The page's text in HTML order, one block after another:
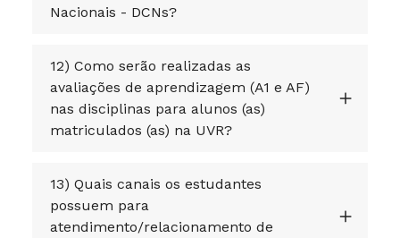
Nacionais - DCNs?
12) Como serão realizadas as
avaliações de aprendizagem (A1 e AF)
nas disciplinas para alunos (as)
matriculados (as) na UVR?
13) Quais canais os estudantes
possuem para
atendimento/relacionamento de